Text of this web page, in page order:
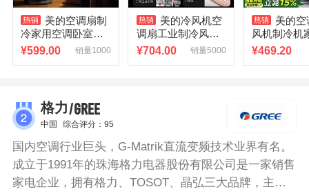
身小巧，智能联动，随心响应更便捷。
美的空调扇制
冷家用空调卧室小
型家用音轻冷风机
¥599.00 销量1000
美的冷风机空
调扇工业制冷风扇
家用商用冷气扇工
¥704.00 销量5000
美的
风机制冷机
气水冷小风
¥469.20
格力/GREE
中国 综合评分：95
国内空调行业巨头，G-Matrik直流变频技术业界有名。
成立于1991年的珠海格力电器股份有限公司是一家销售
家电企业，拥有格力、TOSOT、晶弘三大品牌，主营